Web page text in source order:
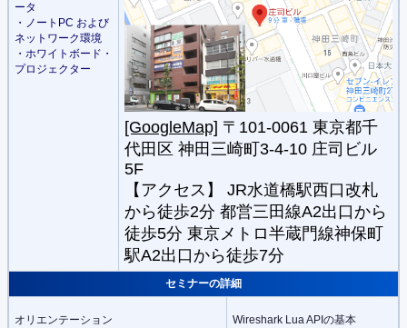
ータ
・ノートPC および
ネットワーク環境
・ホワイトボード・
プロジェクター
[GoogleMap] 〒101-0061 東京都千
代田区 神田三崎町3-4-10 庄司ビル
5F
【アクセス】 JR水道橋駅西口改札
から徒歩2分 都営三田線A2出口から
徒歩5分 東京メトロ半蔵門線神保町
駅A2出口から徒歩7分
セミナーの詳細
オリエンテーション
Wireshark Lua APIの基本